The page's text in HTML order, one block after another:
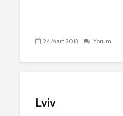
24 Mart 2013 Yorum
Lviv